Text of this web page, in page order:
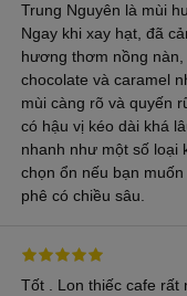
Trung Nguyên là mùi
Ngay khi xay hạt, đã
hương thơm nồng nàn,
chocolate và caramel
mùi càng rõ và quyến
có hậu vị kéo dài khá
nhanh như một số loại
chọn ổn nếu bạn
phê có chiều sâu.
Tốt . Lon thiếc cafe rất